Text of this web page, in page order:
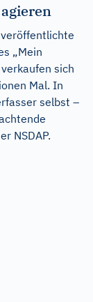
„Mein
sich
Mal. In
selbst –
NSDAP.